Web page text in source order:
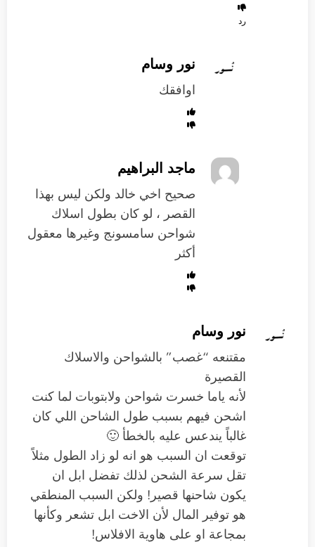
رد
نور وسام
اوافقك
ماجد البراهيم
صحيح اخي خالد ولكن ليس بهذا
القصر ، لو كان بطول اسلاك
شواحن سامسونج وغيرها معقول
أكثر
نور وسام
مقتنعه “غصب” بالشواحن والاسلاك
القصيرة
لأنه ياما خسرت شواحن ولابتوبات لما كنت
اشحن فيهم بسبب طول الشاحن اللي كان
غالباً يندعس عليه بالخطأ 🙂
توقعت ان السبب هو انه لو زاد الطول مثلاً
تقل سرعة الشحن لذلك تفضل ابل ان
يكون شاحنها قصير! ولكن السبب المنطقي
هو توفير المال لأن الاخت ابل تشعر وكأنها
بمجاعة او على هاوية الافلاس!